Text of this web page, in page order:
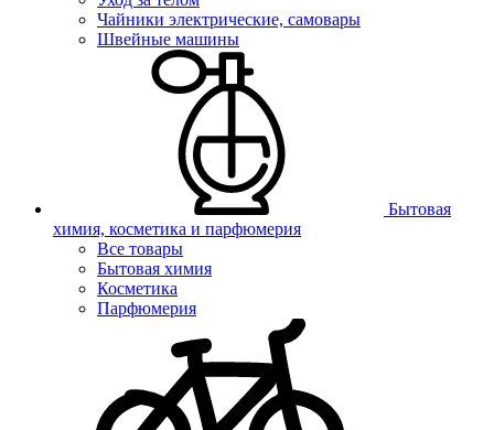
Чайники электрические, самовары
Швейные машины
Бытовая
химия, косметика и парфюмерия
Все товары
Бытовая химия
Косметика
Парфюмерия